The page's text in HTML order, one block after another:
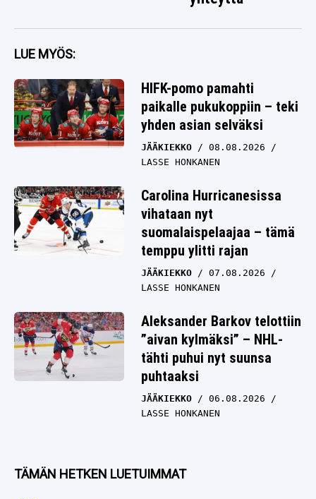
LUE MYÖS:
HIFK-pomo pamahti
paikalle pukukoppiin – teki
yhden asian selväksi
JÄÄKIEKKO
08.08.2026
LASSE HONKANEN
Carolina Hurricanesissa
vihataan nyt
suomalaispelaajaa – tämä
temppu ylitti rajan
JÄÄKIEKKO
07.08.2026
LASSE HONKANEN
Aleksander Barkov telottiin
”aivan kylmäksi” – NHL-
tähti puhui nyt suunsa
puhtaaksi
JÄÄKIEKKO
06.08.2026
LASSE HONKANEN
TÄMÄN HETKEN LUETUIMMAT